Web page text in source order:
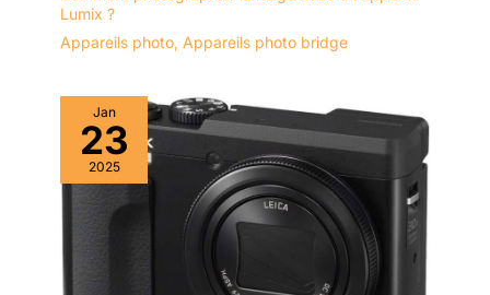
batterie Enduro et étui de
50 en 1 Go Pro | 2 x
Batterie Li-ion
rechargeable compatible
| 1 carte microSDXC
Extreme Pro 64 Go | 1
chiffon en microfibre
6AVE Electronics TM
Lumix ?
Appareils photo, Appareils photo bridge
Jan
23
2025